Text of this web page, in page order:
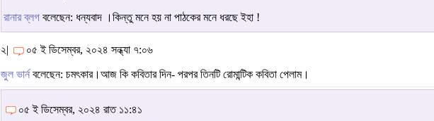
রানার ব্লগ বলেছেন: ধন্যবাদ ।কিন্তু মনে হয় না পাঠকের মনে ধরছে ইহা !
২| ০৫ ই ডিসেম্বর, ২০২৪ সন্ধ্যা ৭:০৬
জুল ভার্ন বলেছেন: চমৎকার।আজ কি কবিতার দিন- পরপর তিনটি রোমান্টিক কবিতা পেলাম।
০৫ ই ডিসেম্বর, ২০২৪ রাত ১১:৪১